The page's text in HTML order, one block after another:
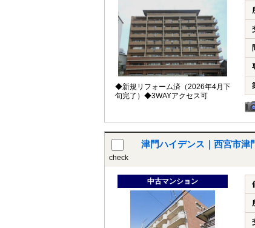
◆新規リフォーム済（2026年4月下
旬完了）◆3WAYアクセス可
check
津門ハイデンス｜西宮市津
中古マンション